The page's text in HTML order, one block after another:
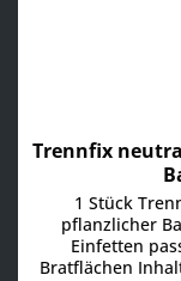
Trennfix
1 Stück
pflanzlicher
Einfetten
Bratflächen